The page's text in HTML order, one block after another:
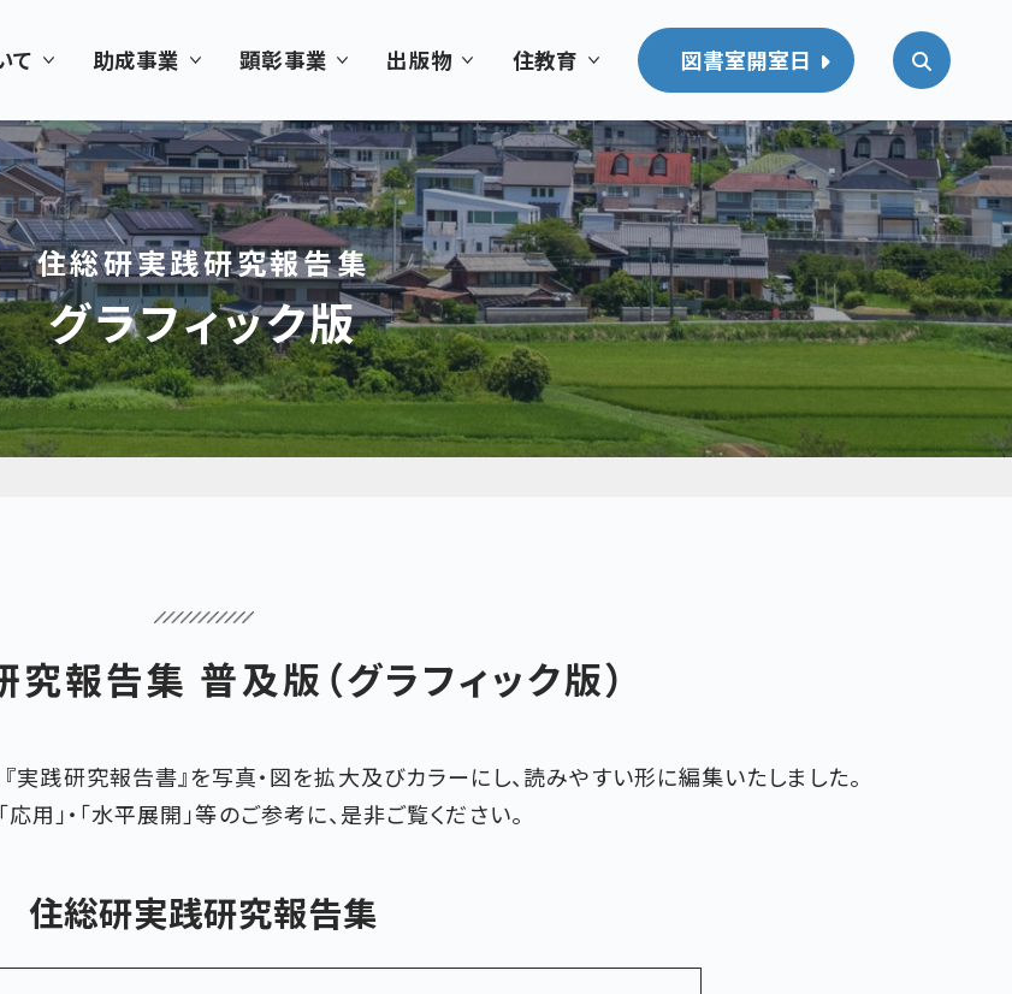
て 助成事業 顕彰事業 出版物 住教育 図書室開室日
住総研実践研究報告集
グラフィック版
報告集 普及版（グラフィック版）
実践研究報告書』を写真・図を拡大及びカラーにし、読みやすい形に編集いたしました。
用」・「水平展開」等のご参考に、是非ご覧ください。
住総研実践研究報告集